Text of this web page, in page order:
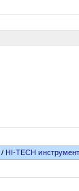
/ HI-TECH